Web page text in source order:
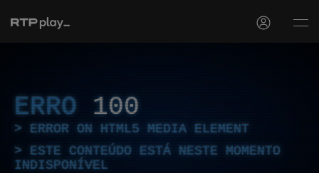
ERRO 100
ERROR ON HTML5 MEDIA ELEMENT
ESTE CONTEÚDO ESTÁ NESTE MOMENTO
INDISPONÍVEL